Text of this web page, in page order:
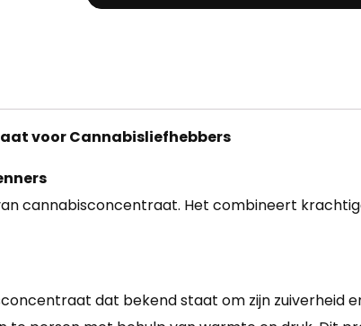
voor Cannabisliefhebbers
cannabisconcentraat. Het combineert
dat bekend staat om zijn zuiverheid